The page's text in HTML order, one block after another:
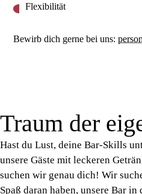
Flexibilität
Bewirb dich gerne bei uns:
Traum der
Hast du Lust, deine Bar-Skills
unsere Gäste mit leckeren
suchen wir genau dich! Wir
Spaß daran haben, unsere Bar